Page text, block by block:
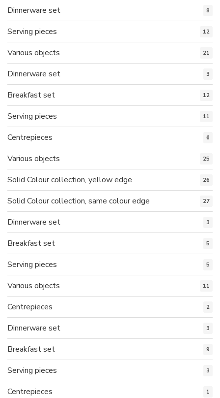
Dinnerware set 8
Serving pieces 12
Various objects 21
Dinnerware set 3
Breakfast set 12
Serving pieces 11
Centrepieces 6
Various objects 25
Solid Colour collection, yellow edge 26
Solid Colour collection, same colour edge 27
Dinnerware set 3
Breakfast set 5
Serving pieces 5
Various objects 11
Centrepieces 2
Dinnerware set 3
Breakfast set 9
Serving pieces 3
Centrepieces 1